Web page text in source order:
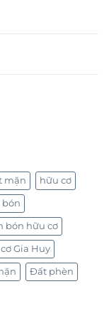
mặn hữu cơ
bón
bón hữu cơ
Gia Huy
Đất phèn